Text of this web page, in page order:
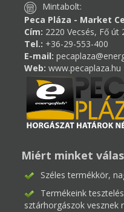
Mintabolt:
Peca Pláza - Market
Cím: 2220 Vecsés, Fő út
Tel.: +36-29-553-400
E-mail:
Web: www.pecaplaza.hu
Miért minket
Széles termékkör,
Termékeink
sztárhorgászok vesznek